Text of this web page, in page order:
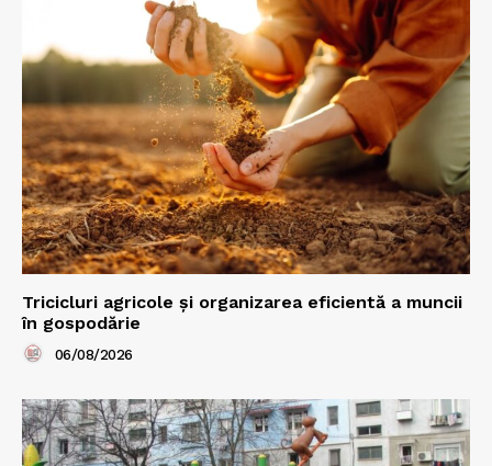
Tricicluri agricole și organizarea eficientă a muncii
în gospodărie
06/08/2026